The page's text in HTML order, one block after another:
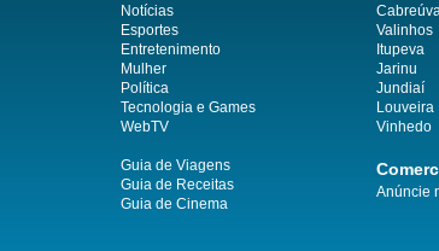
Notícias
Esportes
Entretenimento
Mulher
Política
Tecnologia e Games
WebTV
Guia de Viagens
Guia de Receitas
Guia de Cinema
Valinhos
Itupeva
Jarinu
Jundiaí
Louveira
Vinhedo
Anúncie